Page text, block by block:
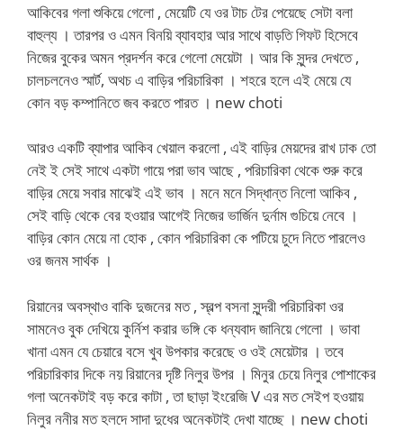
আকিবের গলা শুকিয়ে গেলো , মেয়েটি যে ওর টাচ টের পেয়েছে সেটা বলা
বাহুল্য । তারপর ও এমন বিনয়ি ব্যাবহার আর সাথে বাড়তি গিফট হিসেবে
নিজের বুকের অমন প্রদর্শন করে গেলো মেয়েটা । আর কি সুন্দর দেখতে ,
চালচলনেও স্মার্ট, অথচ এ বাড়ির পরিচারিকা । শহরে হলে এই মেয়ে যে
কোন বড় কম্পানিতে জব করতে পারত । new choti
আরও একটি ব্যাপার আকিব খেয়াল করলো , এই বাড়ির মেয়দের রাখ ঢাক তো
নেই ই সেই সাথে একটা গায়ে পরা ভাব আছে , পরিচারিকা থেকে শুরু করে
বাড়ির মেয়ে সবার মাঝেই এই ভাব । মনে মনে সিদ্ধান্ত নিলো আকিব ,
সেই বাড়ি থেকে বের হওয়ার আগেই নিজের ভার্জিন দুর্নাম গুচিয়ে নেবে ।
বাড়ির কোন মেয়ে না হোক , কোন পরিচারিকা কে পটিয়ে চুদে নিতে পারলেও
ওর জনম সার্থক ।
রিয়ানের অবস্থাও বাকি দুজনের মত , স্বল্প বসনা সুন্দরী পরিচারিকা ওর
সামনেও বুক দেখিয়ে কুর্নিশ করার ভঙ্গি কে ধন্যবাদ জানিয়ে গেলো । ভাবা
খানা এমন যে চেয়ারে বসে খুব উপকার করেছে ও ওই মেয়েটার । তবে
পরিচারিকার দিকে নয় রিয়ানের দৃষ্টি নিলুর উপর । মিনুর চেয়ে নিলুর পোশাকের
গলা অনেকটাই বড় করে কাটা , তা ছাড়া ইংরেজি V এর মত সেইপ হওয়ায়
নিলুর ননীর মত হলদে সাদা দুধের অনেকটাই দেখা যাচ্ছে । new choti